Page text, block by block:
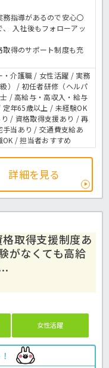
指導があるので安心〇
入社後もフォローアッ
得のサポート制度も充
・介護職 / 女性活躍 / 実務
） / 初任者研修（ヘルパ
/ 高給与・高収入・給与
年65歳以上 / 未経験OK
/ 資格取得支援あり / 再
手当あり / 交通費支給あ
OK / 担当者おすすめ
詳細を見る
取得支援制度あ
がなくても高給
女性活躍